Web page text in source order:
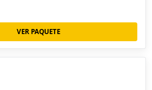
VER PAQUETE